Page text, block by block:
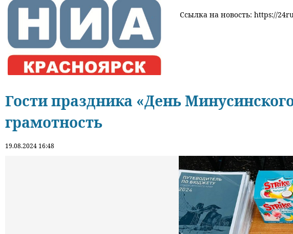
Ссылка на новость: https://
Гости праздника «День
грамотность
19.08.2024 16:48